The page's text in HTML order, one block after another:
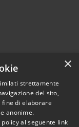
© 2026 • Comune di
×
strettamente
del sito,
fine di elaborare
anonime.
al seguente link